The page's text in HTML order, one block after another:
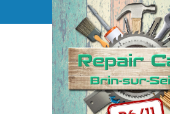
Menu